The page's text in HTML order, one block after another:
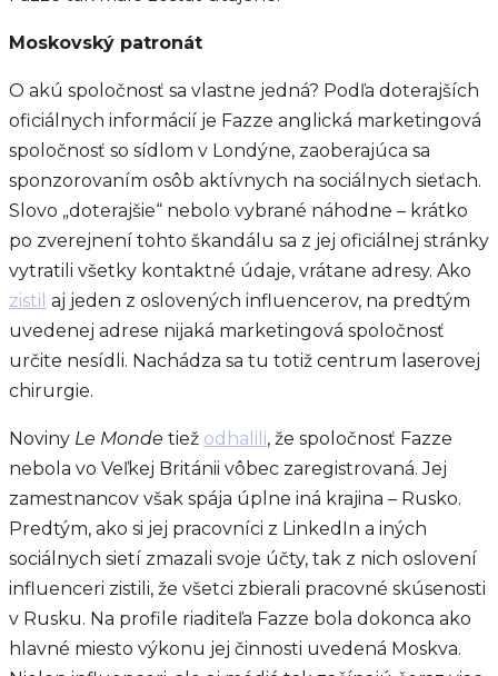
Moskovský patronát
O akú spoločnosť sa vlastne jedná? Podľa doterajších
oficiálnych informácií je Fazze anglická marketingová
spoločnosť so sídlom v Londýne, zaoberajúca sa
sponzorovaním osôb aktívnych na sociálnych sieťach.
Slovo „doterajšie“ nebolo vybrané náhodne – krátko
po zverejnení tohto škandálu sa z jej oficiálnej stránky
vytratili všetky kontaktné údaje, vrátane adresy. Ako
zistil aj jeden z oslovených influencerov, na predtým
uvedenej adrese nijaká marketingová spoločnosť
určite nesídli. Nachádza sa tu totiž centrum laserovej
chirurgie.
Noviny Le Monde tiež odhalili, že spoločnosť Fazze
nebola vo Veľkej Británii vôbec zaregistrovaná. Jej
zamestnancov však spája úplne iná krajina – Rusko.
Predtým, ako si jej pracovníci z LinkedIn a iných
sociálnych sietí zmazali svoje účty, tak z nich oslovení
influenceri zistili, že všetci zbierali pracovné skúsenosti
v Rusku. Na profile riaditeľa Fazze bola dokonca ako
hlavné miesto výkonu jej činnosti uvedená Moskva.